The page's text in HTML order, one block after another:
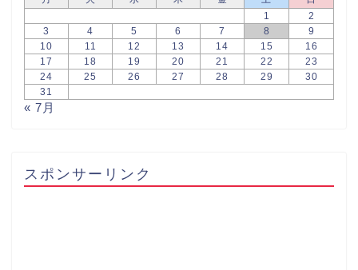
1
2
3
4 5 6 7 8
9
10
11 12 13 14 15
16
17
18 19 20 21 22
23
24
25 26 27 28 29
30
31
« 7月
スポンサーリンク